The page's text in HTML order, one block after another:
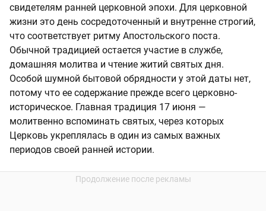
свидетелям ранней церковной эпохи. Для церковной
жизни это день сосредоточенный и внутренне строгий,
что соответствует ритму Апостольского поста.
Обычной традицией остается участие в службе,
домашняя молитва и чтение житий святых дня.
Особой шумной бытовой обрядности у этой даты нет,
потому что ее содержание прежде всего церковно-
историческое. Главная традиция 17 июня —
молитвенно вспоминать святых, через которых
Церковь укреплялась в один из самых важных
периодов своей ранней истории.